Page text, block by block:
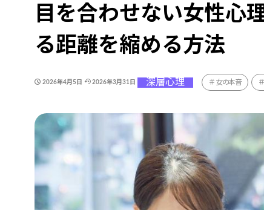
目を合わせない女性心
る距離を縮める方法
2026年4月5日 2026年3月31日 深層心理 女の本音